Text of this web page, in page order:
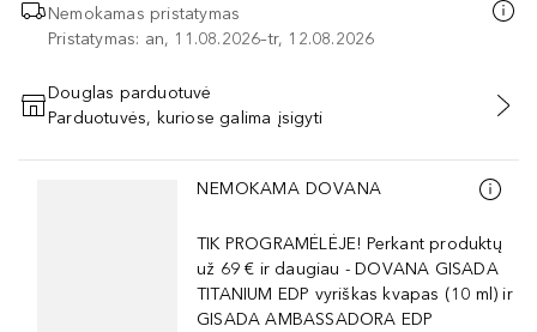
Nemokamas pristatymas
Pristatymas: an, 11.08.2026–tr, 12.08.2026
PRIDĖTI Į KREPŠELĮ
Douglas parduotuvė
Parduotuvės, kuriose galima įsigyti
Praleisti slankiklį
NEMOKAMA DOVANA
TIK PROGRAMĖLĖJE! Perkant produktų
už 69 € ir daugiau - DOVANA GISADA
TITANIUM EDP vyriškas kvapas (10 ml) ir
GISADA AMBASSADORA EDP